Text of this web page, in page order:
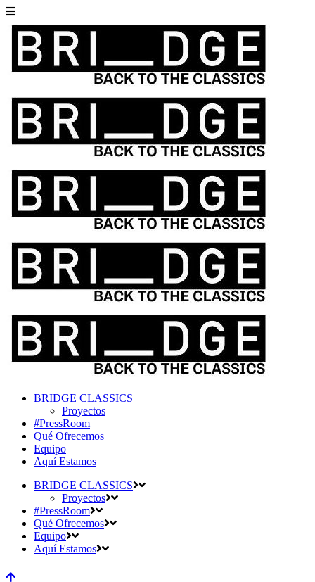
BRIDGE CLASSICS
Proyectos
#PressRoom
Qué Ofrecemos
Equipo
Aquí Estamos
BRIDGE CLASSICS
Proyectos
#PressRoom
Qué Ofrecemos
Equipo
Aquí Estamos